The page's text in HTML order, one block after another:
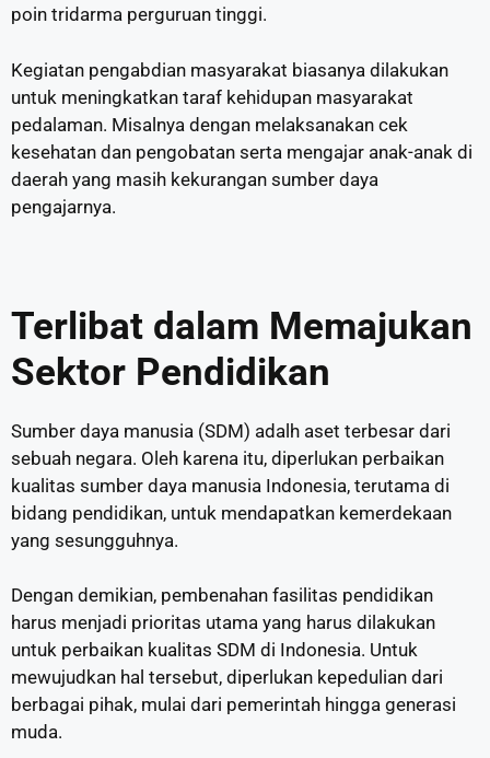
poin tridarma perguruan tinggi.
Kegiatan pengabdian masyarakat biasanya dilakukan
untuk meningkatkan taraf kehidupan masyarakat
pedalaman. Misalnya dengan melaksanakan cek
kesehatan dan pengobatan serta mengajar anak-anak di
daerah yang masih kekurangan sumber daya
pengajarnya.
Terlibat dalam Memajukan
Sektor Pendidikan
Sumber daya manusia (SDM) adalh aset terbesar dari
sebuah negara. Oleh karena itu, diperlukan perbaikan
kualitas sumber daya manusia Indonesia, terutama di
bidang pendidikan, untuk mendapatkan kemerdekaan
yang sesungguhnya.
Dengan demikian, pembenahan fasilitas pendidikan
harus menjadi prioritas utama yang harus dilakukan
untuk perbaikan kualitas SDM di Indonesia. Untuk
mewujudkan hal tersebut, diperlukan kepedulian dari
berbagai pihak, mulai dari pemerintah hingga generasi
muda.